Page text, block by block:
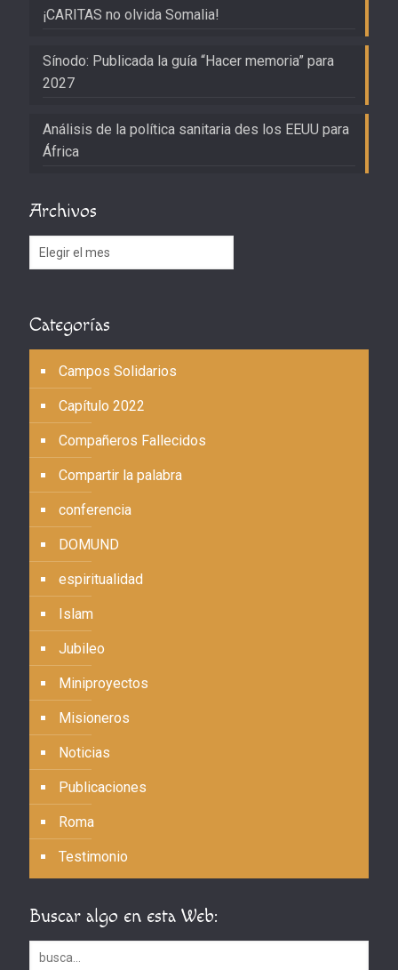
¡CARITAS no olvida Somalia!
Sínodo: Publicada la guía “Hacer memoria” para
2027
Análisis de la política sanitaria des los EEUU para
África
Archivos
Archivos
Categorías
Campos Solidarios
Capítulo 2022
Compañeros Fallecidos
Compartir la palabra
conferencia
DOMUND
espiritualidad
Islam
Jubileo
Miniproyectos
Misioneros
Noticias
Publicaciones
Roma
Testimonio
Buscar algo en esta Web: